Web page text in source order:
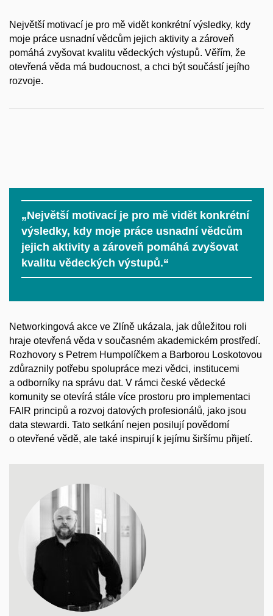
Největší motivací je pro mě vidět konkrétní výsledky, kdy
moje práce usnadní vědcům jejich aktivity a zároveň
pomáhá zvyšovat kvalitu vědeckých výstupů. Věřím, že
otevřená věda má budoucnost, a chci být součástí jejího
rozvoje.
„Největší motivací je pro mě vidět konkrétní
výsledky, kdy moje práce usnadní vědcům
jejich aktivity a zároveň pomáhá zvyšovat
kvalitu vědeckých výstupů.“
Networkingová akce ve Zlíně ukázala, jak důležitou roli
hraje otevřená věda v současném akademickém prostředí.
Rozhovory s Petrem Humpolíčkem a Barborou Loskotovou
zdůraznily potřebu spolupráce mezi vědci, institucemi
a odborníky na správu dat. V rámci české vědecké
komunity se otevírá stále více prostoru pro implementaci
FAIR principů a rozvoj datových profesionálů, jako jsou
data stewardi. Tato setkání nejen posilují povědomí
o otevřené vědě, ale také inspirují k jejímu širšímu přijetí.